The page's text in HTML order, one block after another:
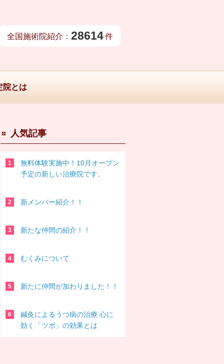
全国施術院紹介： 28614件
院とは
人気記事
無料体験実施中！10月オープン
予定の新しい治療院です。
新メンバー紹介！！
新たな仲間の紹介！！
むくみについて
新たに仲間が加わりました！！
鍼灸によるうつ病の治療 心に
効く「ツボ」の効果とは